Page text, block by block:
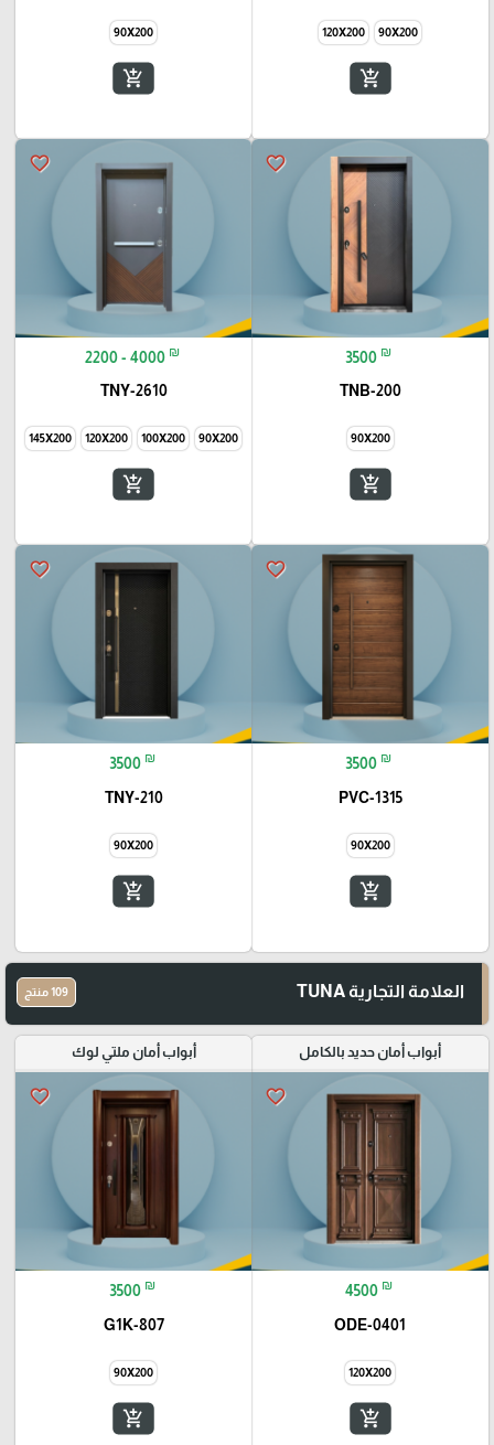
90X200
120X200
add_shopping_cart
90X200
add_shopping_cart
favorite_border
3500 ₪
TNB-200
90X200
add_shopping_cart
favorite_border
2200 - 4000 ₪
TNY-2610
90X200
100X200
120X200
145X200
add_shopping_cart
favorite_border
3500 ₪
PVC-1315
90X200
add_shopping_cart
favorite_border
3500 ₪
TNY-210
90X200
add_shopping_cart
العلامة التجارية TUNA 109 منتج
أبواب أمان حديد بالكامل
favorite_border
4500 ₪
ODE-0401
120X200
add_shopping_cart
أبواب أمان ملتي لوك
favorite_border
3500 ₪
G1K-807
90X200
add_shopping_cart